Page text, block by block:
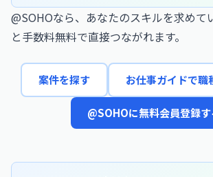
@SOHOなら、あなたのスキルを求めて
と手数料無料で直接つながれます。
案件を探す お仕事ガイドで職
@SOHOに無料会員登録す